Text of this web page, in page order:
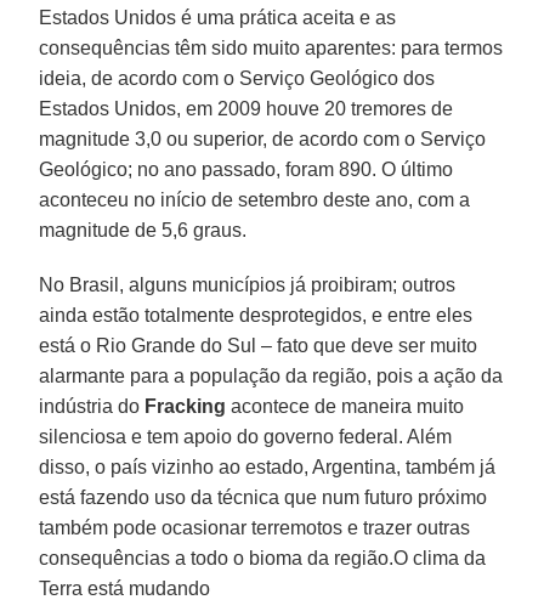
Estados Unidos é uma prática aceita e as
consequências têm sido muito aparentes: para termos
ideia, de acordo com o Serviço Geológico dos
Estados Unidos, em 2009 houve 20 tremores de
magnitude 3,0 ou superior, de acordo com o Serviço
Geológico; no ano passado, foram 890. O último
aconteceu no início de setembro deste ano, com a
magnitude de 5,6 graus.
No Brasil, alguns municípios já proibiram; outros
ainda estão totalmente desprotegidos, e entre eles
está o Rio Grande do Sul – fato que deve ser muito
alarmante para a população da região, pois a ação da
indústria do Fracking acontece de maneira muito
silenciosa e tem apoio do governo federal. Além
disso, o país vizinho ao estado, Argentina, também já
está fazendo uso da técnica que num futuro próximo
também pode ocasionar terremotos e trazer outras
consequências a todo o bioma da região.O clima da
Terra está mudando